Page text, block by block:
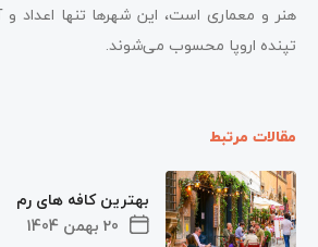
هنر و معماری است، این شهرها تنها اعداد و
تپنده اروپا محسوب می‌شوند.
مقالات مرتبط
20 بهمن 1404
بهترین کافه های رم